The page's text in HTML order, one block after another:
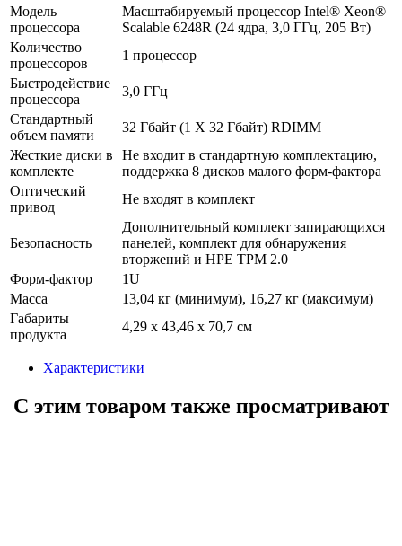
Модель
процессора
Масштабируемый процессор Intel® Xeon®
Scalable 6248R (24 ядра, 3,0 ГГц, 205 Вт)
Количество
процессоров
1 процессор
Быстродействие
процессора
3,0 ГГц
Стандартный
объем памяти
32 Гбайт (1 X 32 Гбайт) RDIMM
Жесткие диски в
комплекте
Не входит в стандартную комплектацию,
поддержка 8 дисков малого форм-фактора
Оптический
привод
Не входят в комплект
Безопасность
Дополнительный комплект запирающихся
панелей, комплект для обнаружения
вторжений и HPE TPM 2.0
Форм-фактор
1U
Масса
13,04 кг (минимум), 16,27 кг (максимум)
Габариты
продукта
4,29 x 43,46 x 70,7 см
Характеристики
С этим товаром также просматривают